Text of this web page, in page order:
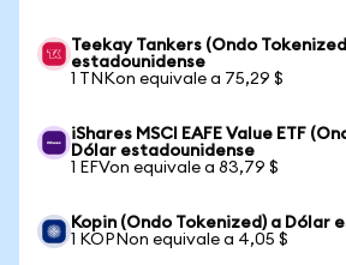
Teekay Tankers (Ondo
estadounidense
1 TNKon equivale a 75,29 $
iShares MSCI EAFE Value ETF
Dólar estadounidense
1 EFVon equivale a 83,79 $
Kopin (Ondo Tokenized) a Dólar
1 KOPNon equivale a 4,05 $